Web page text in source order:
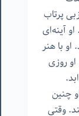
پرتاب
آینه‌ای
با هنر
روزی
چنین
وقتی